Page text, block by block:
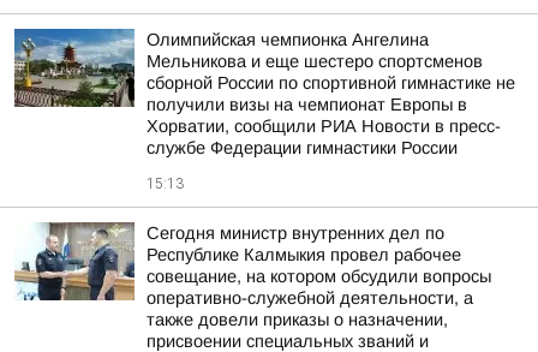
Олимпийская чемпионка Ангелина
Мельникова и еще шестеро спортсменов
сборной России по спортивной гимнастике не
получили визы на чемпионат Европы в
Хорватии, сообщили РИА Новости в пресс-
службе Федерации гимнастики России
15:13
Сегодня министр внутренних дел по
Республике Калмыкия провел рабочее
совещание, на котором обсудили вопросы
оперативно-служебной деятельности, а
также довели приказы о назначении,
присвоении специальных званий и